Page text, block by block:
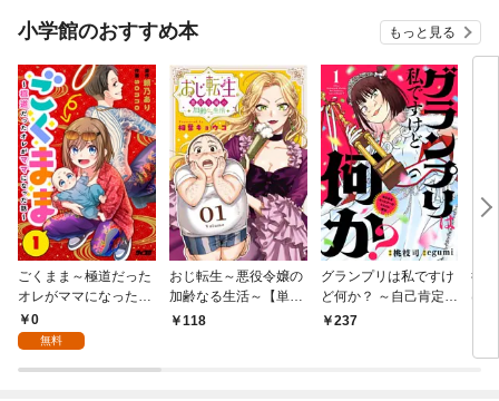
小学館のおすすめ本 もっと見る
ごくまま～極道だった
オレがママになった話
～【単話】（１）
0
無料
おじ転生～悪役令嬢の
加齢なる生活～【単
話】（１）
118
グランプリは私ですけ
ど何か？ ～自己肯定モ
ンスターのミスコン無
237
後
は